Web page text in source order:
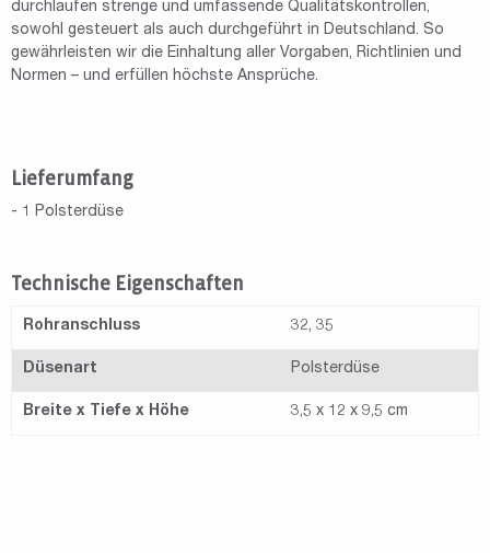
durchlaufen strenge und umfassende Qualitätskontrollen,
sowohl gesteuert als auch durchgeführt in Deutschland. So
gewährleisten wir die Einhaltung aller Vorgaben, Richtlinien und
Normen – und erfüllen höchste Ansprüche.
Lieferumfang
- 1 Polsterdüse
Technische Eigenschaften
Rohranschluss 32, 35
Düsenart Polsterdüse
Breite x Tiefe x Höhe 3,5 x 12 x 9,5 cm